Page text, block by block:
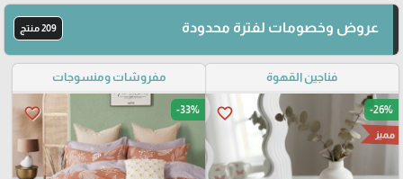
عروض وخصومات لفترة محدودة 209 منتج
فناجين القهوة
favorite_border -26%
مميز
مفروشات ومنسوجات
favorite_border -33%